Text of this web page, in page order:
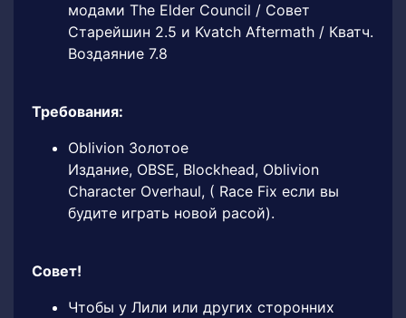
модами The Elder Council / Совет
Старейшин 2.5 и Kvatch Aftermath / Кватч.
Воздаяние 7.8
Требования:
Oblivion Золотое
Издание, OBSE, Blockhead, Oblivion
Character Overhaul, ( Race Fix если вы
будите играть новой расой).
Совет!
Чтобы у Лили или других сторонних